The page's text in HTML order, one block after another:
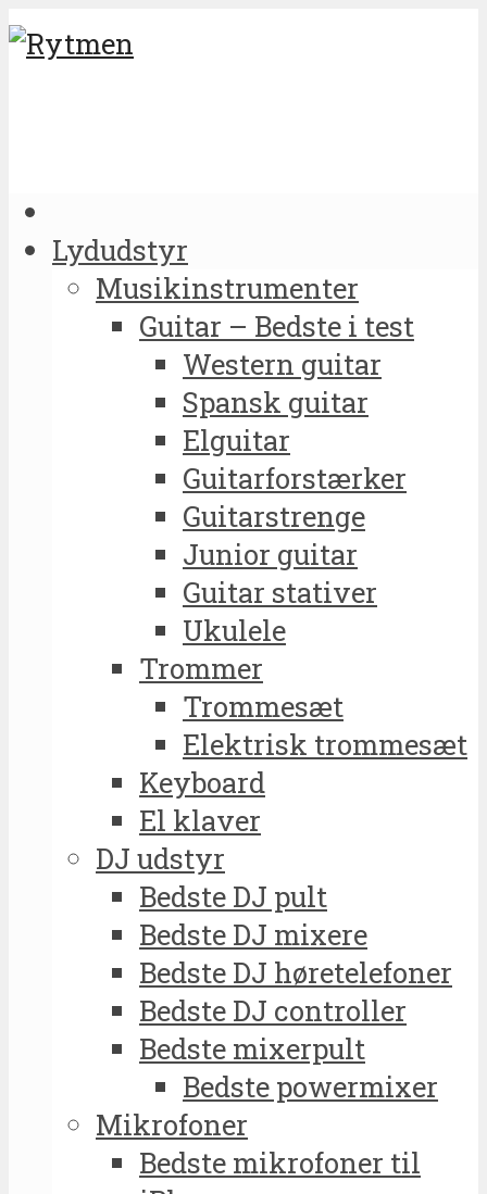
Lydudstyr
Musikinstrumenter
Guitar – Bedste i test
Western guitar
Spansk guitar
Elguitar
Guitarforstærker
Guitarstrenge
Junior guitar
Guitar stativer
Ukulele
Trommer
Trommesæt
Elektrisk trommesæt
Keyboard
El klaver
DJ udstyr
Bedste DJ pult
Bedste DJ mixere
Bedste DJ høretelefoner
Bedste DJ controller
Bedste mixerpult
Bedste powermixer
Mikrofoner
Bedste mikrofoner til